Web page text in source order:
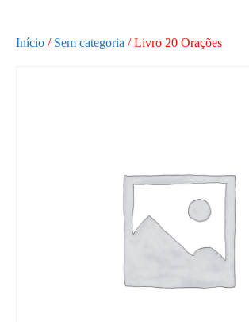
Academia Pedro Frias
Início / Sem categoria / Livro 20 Orações